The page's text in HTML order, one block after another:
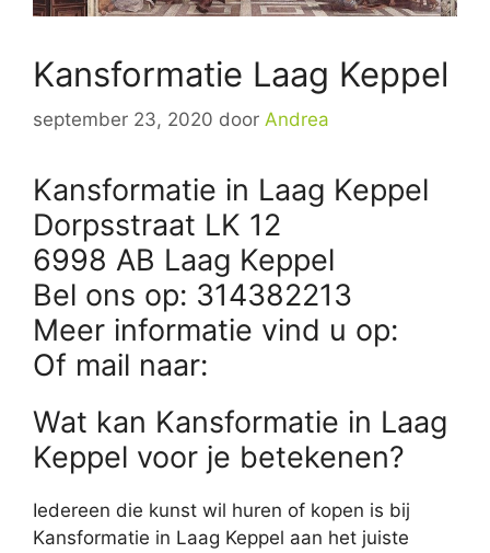
Kansformatie Laag Keppel
september 23, 2020 door Andrea
Kansformatie in Laag Keppel
Dorpsstraat LK 12
6998 AB Laag Keppel
Bel ons op: 314382213
Meer informatie vind u op:
Of mail naar:
Wat kan Kansformatie in Laag
Keppel voor je betekenen?
Iedereen die kunst wil huren of kopen is bij
Kansformatie in Laag Keppel aan het juiste